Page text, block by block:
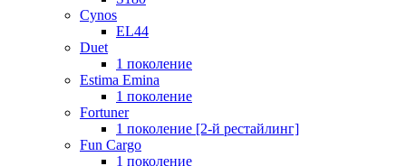
Cynos
EL44
Duet
1 поколение
Estima Emina
1 поколение
Fortuner
1 поколение [2-й рестайлинг]
Fun Cargo
1 поколение